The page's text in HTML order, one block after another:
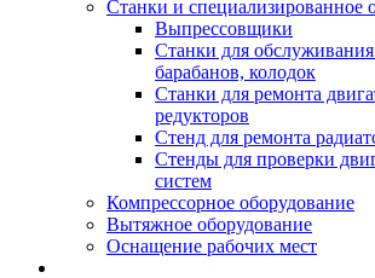
Станки и специализированное
Выпрессовщики
Станки для
барабанов, колодок
Станки для ремонта
редукторов
Стенд для ремонта
Стенды для проверки
систем
Компрессорное оборудование
Вытяжное оборудование
Оснащение рабочих мест